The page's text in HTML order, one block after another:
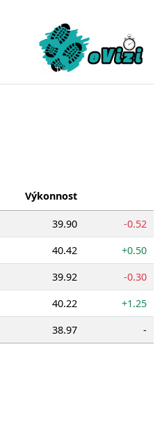
Výkonnost
39.90
-0.52
40.42
+0.50
39.92
-0.30
40.22
+1.25
38.97 -